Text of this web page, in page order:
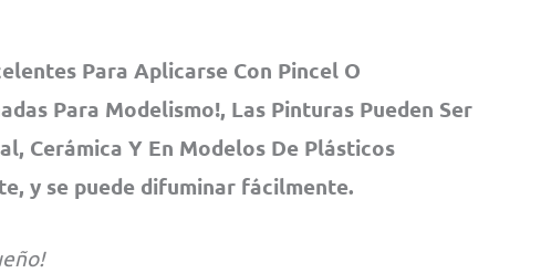
Para Aplicarse Con Pincel O
Para Modelismo!, Las Pinturas Pueden Ser
Cerámica Y En Modelos De Plásticos
y se puede difuminar fácilmente.